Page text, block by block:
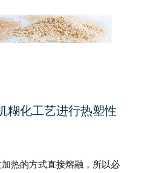
糊化工艺进行热塑性
热的方式直接熔融，所以必